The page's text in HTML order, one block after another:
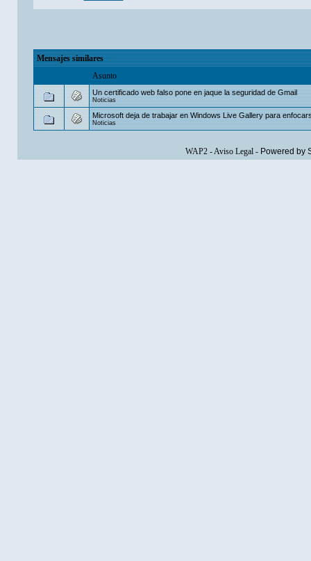
Mensajes similares
Asunto
Un certificado web falso pone en jaque la seguridad de Gmail
Noticias
Microsoft deja de trabajar en Windows Live Gallery para
Noticias
WAP2-Aviso Legal- Powered by